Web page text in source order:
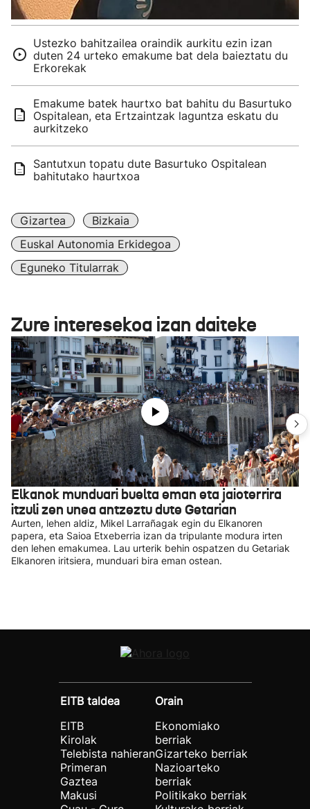
Ustezko bahitzailea oraindik aurkitu ezin izan
duten 24 urteko emakume bat dela baieztatu du
Erkorekak
Emakume batek haurtxo bat bahitu du Basurtuko
Ospitalean, eta Ertzaintzak laguntza eskatu du
aurkitzeko
Santutxun topatu dute Basurtuko Ospitalean
bahitutako haurtxoa
Gizartea
Bizkaia
Euskal Autonomia Erkidegoa
Eguneko Titularrak
Zure interesekoa izan daiteke
Elkanok munduari buelta eman eta jaioterrira
itzuli zen unea antzeztu dute Getarian
Aurten, lehen aldiz, Mikel Larrañagak egin du Elkanoren
papera, eta Saioa Etxeberria izan da tripulante modura irten
den lehen emakumea. Lau urterik behin ospatzen du Getariak
Elkanoren iritsiera, munduari bira eman ostean.
EITB taldea
EITB
Kirolak
Telebista nahieran
Primeran
Gaztea
Makusi
Orain
Ekonomiako
berriak
Gizarteko berriak
Nazioarteko
berriak
Politikako berriak